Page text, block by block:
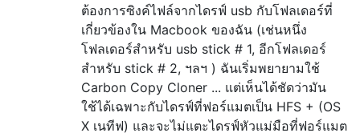
ต้องการซิงค์ไฟล์จากไดรฟ์ usb กับโฟลเดอร์ที่
เกี่ยวข้องใน Macbook ของฉัน (เช่นหนึ่ง
โฟลเดอร์สำหรับ usb stick # 1, อีกโฟลเดอร์
สำหรับ stick # 2, ฯลฯ ) ฉันเริ่มพยายามใช้
Carbon Copy Cloner ... แต่เห็นได้ชัดว่ามัน
ใช้ได้เฉพาะกับไดรฟ์ที่ฟอร์แมตเป็น HFS + (OS
X เนทีฟ) และจะไม่แตะไดรฟ์หัวแม่มือที่ฟอร์แมต